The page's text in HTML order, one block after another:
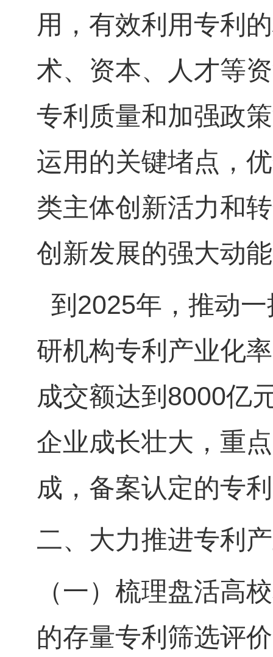
用，有效利用专利
术、资本、人才等
专利质量和加强政
运用的关键堵点，
类主体创新活力和
创新发展的强大动
到2025年，推动
研机构专利产业化
成交额达到8000亿
企业成长壮大，重
成，备案认定的专
二、大力推进专利
（一）梳理盘活高
的存量专利筛选评